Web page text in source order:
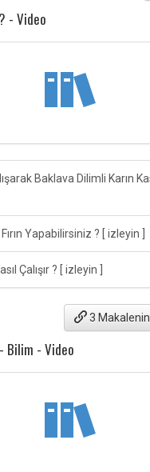
- Video
Baklava Dilimli Karın
Yapabilirsiniz ? [ izleyin ]
Çalışır ? [ izleyin ]
3
Bilim - Video